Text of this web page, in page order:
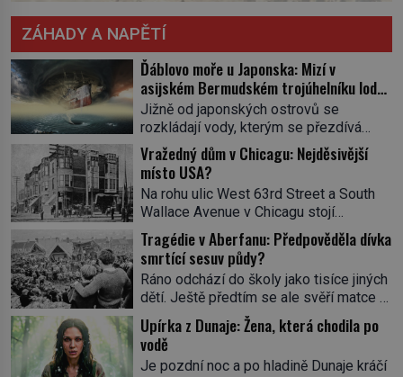
ZÁHADY A NAPĚTÍ
Ďáblovo moře u Japonska: Mizí v
asijském Bermudském trojúhelníku lodě
ve spárech neznámé síly?
Jižně od japonských ostrovů se
rozkládají vody, kterým se přezdívá
Ďáblovo moře. Vypráví se o lodích
mizejících beze stopy, podivných
světlech, zrádných proudech i mořských
dracích, kteří měli tyto končiny střežit už
v dávných legendách. Je tichomořský
Dračí trojúhelník skutečně prokletým
místem, nebo se zde jen nebezpečná
příroda proměnila v jednu z
nejpůsobivějších námořních záhad? […]
Vražedný dům v Chicagu: Nejděsivější
místo USA?
Na rohu ulic West 63rd Street a South
Wallace Avenue v Chicagu stojí
nenápadná pošta. Nemá žádný speciální
nápis ani pamětní desku. A přesto prý
místní zaměstnanci neradi chodí do
sklepa. Právě tady totiž sídlil sériový
vrah H. H. Holmes a také
nejpropracovanější past na lidi
v dějinách americké kriminalistiky.
Herman Webster Mudgett (1861–1896)
Tragédie v Aberfanu: Předpověděla dívka
smrtící sesuv půdy?
Ráno odchází do školy jako tisíce jiných
dětí. Ještě předtím se ale svěří matce s
podivným snem. Ve škole, kterou dobře
zná, tentokrát nevidí budovu ani
spolužáky. Místo nich se před ní tyčí
cosi temného. O několik hodin později je
Upírka z Dunaje: Žena, která chodila po
vodě
Je pozdní noc a po hladině Dunaje kráčí